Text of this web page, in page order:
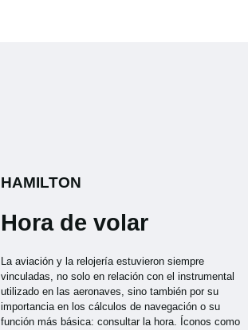
HAMILTON
Hora de volar
La aviación y la relojería estuvieron siempre
vinculadas, no solo en relación con el instrumental
utilizado en las aeronaves, sino también por su
importancia en los cálculos de navegación o su
función más básica: consultar la hora. Íconos como